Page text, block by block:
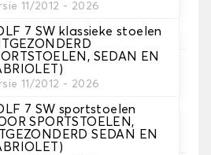
11/2012 - 2026
7 SW klassieke stoelen
SEDAN EN
11/2012 - 2026
7 SW sportstoelen
SPORTSTOELEN,
SEDAN EN
je hoezen.